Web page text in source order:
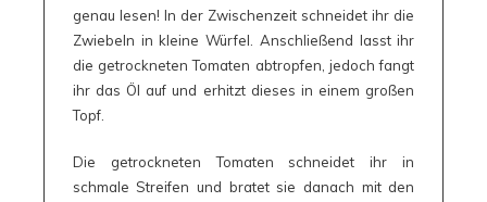
genau lesen! In der Zwischenzeit schneidet ihr die
Zwiebeln in kleine Würfel. Anschließend lasst ihr
die getrockneten Tomaten abtropfen, jedoch fangt
ihr das Öl auf und erhitzt dieses in einem großen
Topf.
Die getrockneten Tomaten schneidet ihr in
schmale Streifen und bratet sie danach mit den